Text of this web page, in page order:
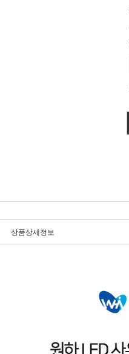
상품상세정보